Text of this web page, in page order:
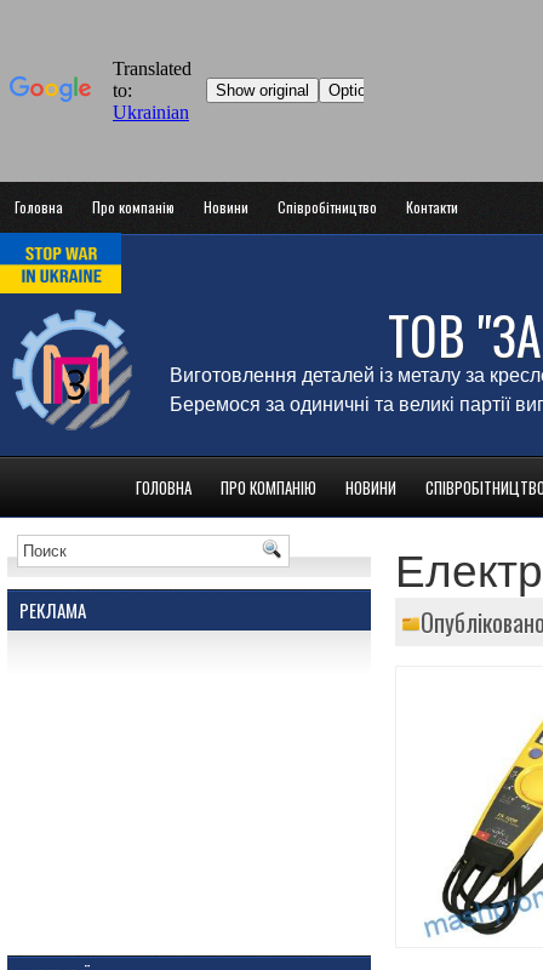
Головна Про компанію Новини Співробітництво Контакти
ТОВ
Виготовлення деталей із металу за
Беремося за одиничні та великі партії
ГОЛОВНА ПРО КОМПАНІЮ НОВИНИ
РЕКЛАМА